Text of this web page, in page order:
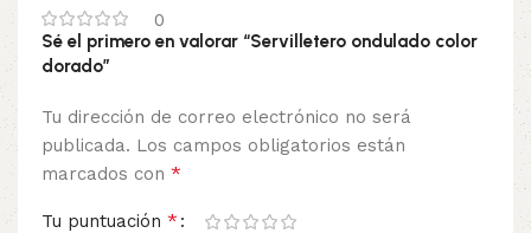
0
Sé el primero en valorar “Servilletero ondulado color
dorado”
Tu dirección de correo electrónico no será
publicada. Los campos obligatorios están
marcados con *
Tu puntuación *